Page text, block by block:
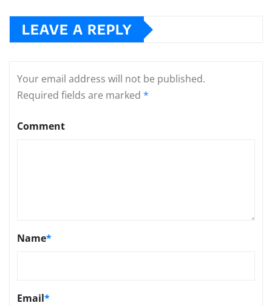
LEAVE A REPLY
Your email address will not be published.
Required fields are marked *
Comment
Name*
Email*